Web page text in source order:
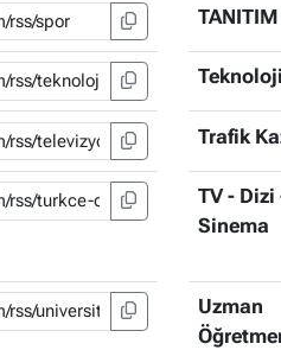
Teknoloji
Trafik
TV - Dizi
Sinema
Uzman